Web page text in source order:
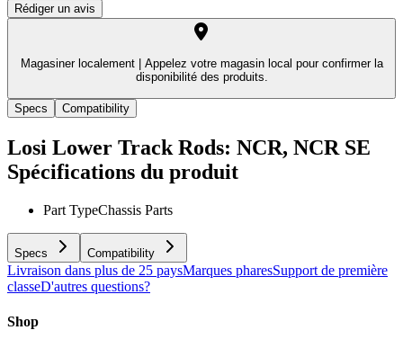
Rédiger un avis
Magasiner localement |
Appelez votre magasin local pour confirmer la
disponibilité des produits.
Specs Compatibility
Losi Lower Track Rods: NCR, NCR SE
Spécifications du produit
Part TypeChassis Parts
Specs Compatibility
Livraison dans plus de 25 paysMarques pharesSupport de première
classeD'autres questions?
Shop